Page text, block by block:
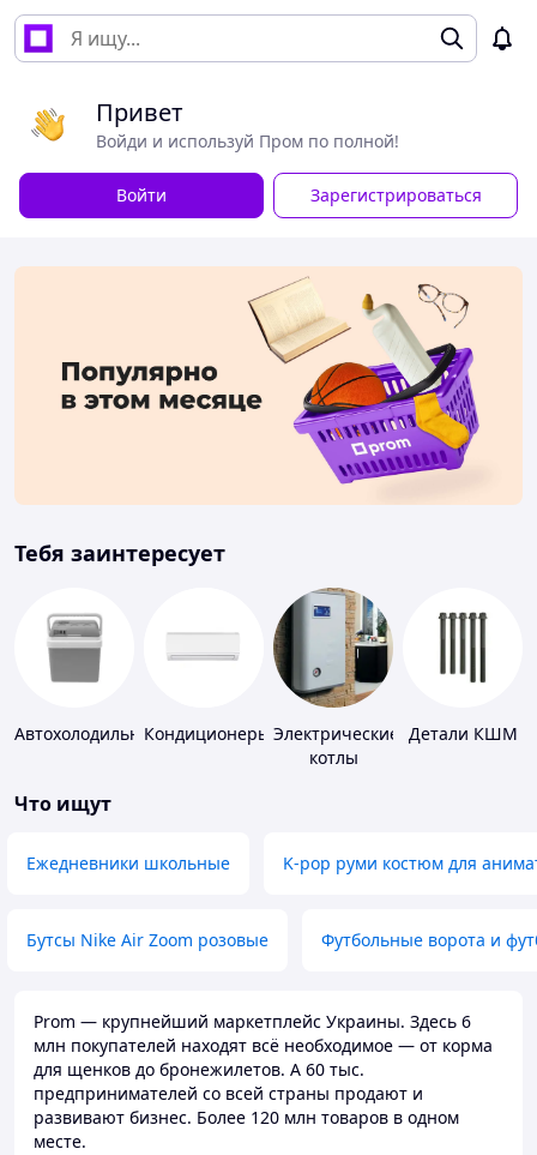
Привет
Войди и используй Пром по полной!
Войти Зарегистрироваться
Тебя заинтересует
АвтохолодильникиКондиционеры Электрические
котлы
Детали КШМ
Что ищут
Ежедневники школьные K-pop руми костюм для
Бутсы Nike Air Zoom розовые Футбольные ворота и
Prom — крупнейший маркетплейс Украины. Здесь 6
млн покупателей находят всё необходимое — от корма
для щенков до бронежилетов. А 60 тыс.
предпринимателей со всей страны продают и
развивают бизнес. Более 120 млн товаров в одном
месте.